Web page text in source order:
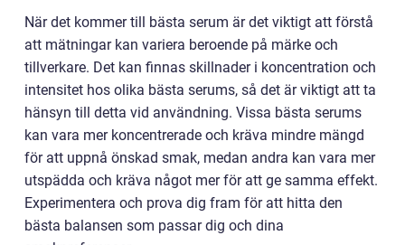
När det kommer till bästa serum är det viktigt att förstå
att mätningar kan variera beroende på märke och
tillverkare. Det kan finnas skillnader i koncentration och
intensitet hos olika bästa serums, så det är viktigt att ta
hänsyn till detta vid användning. Vissa bästa serums
kan vara mer koncentrerade och kräva mindre mängd
för att uppnå önskad smak, medan andra kan vara mer
utspädda och kräva något mer för att ge samma effekt.
Experimentera och prova dig fram för att hitta den
bästa balansen som passar dig och dina